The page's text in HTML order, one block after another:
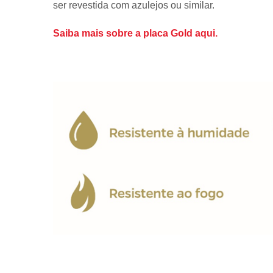
ser revestida com azulejos ou similar.
Saiba mais sobre a placa Gold aqui.